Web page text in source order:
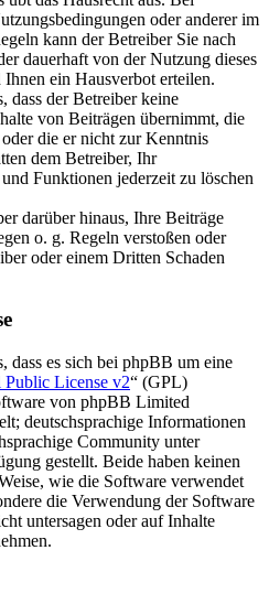
oder anderer im
kann der Betreiber Sie nach
dauerhaft von der Nutzung dieses
ein Hausverbot erteilen.
dass der Betreiber keine
von Beiträgen übernimmt, die
die er nicht zur Kenntnis
dem Betreiber, Ihr
Funktionen jederzeit zu löschen
darüber hinaus, Ihre Beiträge
o. g. Regeln verstoßen oder
oder einem Dritten Schaden
dass es sich bei phpBB um eine
License v2“ (GPL)
von phpBB Limited
deutschsprachige Informationen
Community unter
gestellt. Beide haben keinen
wie die Software verwendet
die Verwendung der Software
untersagen oder auf Inhalte